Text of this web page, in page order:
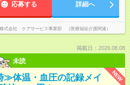
応募する 詳細へ
式会社 ケアサービス事業部 （医療福祉介護関連）
掲載日：2026.08.08
未読
NEW
体温・血圧の記録メイ